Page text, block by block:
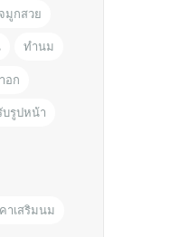
มูกสวย
ทำนม
อก
บรูปหน้า
าเสริมนม